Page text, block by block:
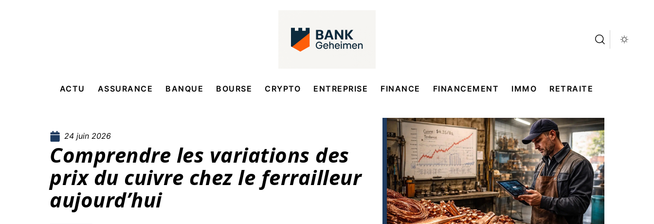
ACTU ASSURANCE BANQUE BOURSE CRYPTO ENTREPRISE FINANCE FINANCEMENT IMMO RETRAITE
24 juin 2026
Comprendre les variations des
prix du cuivre chez le ferrailleur
aujourd’hui